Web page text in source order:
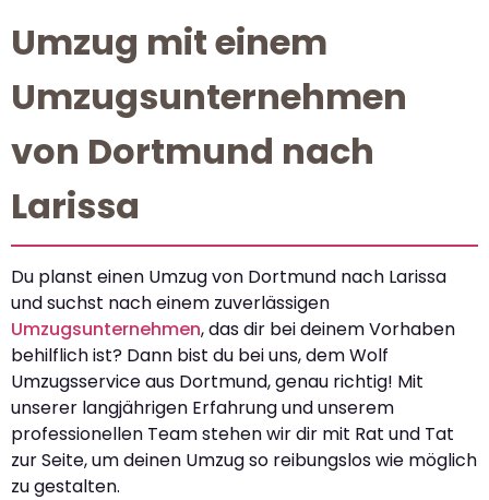
Umzug mit einem
Umzugsunternehmen
von Dortmund nach
Larissa
Du planst einen Umzug von Dortmund nach Larissa
und suchst nach einem zuverlässigen
Umzugsunternehmen, das dir bei deinem Vorhaben
behilflich ist? Dann bist du bei uns, dem Wolf
Umzugsservice aus Dortmund, genau richtig! Mit
unserer langjährigen Erfahrung und unserem
professionellen Team stehen wir dir mit Rat und Tat
zur Seite, um deinen Umzug so reibungslos wie möglich
zu gestalten.